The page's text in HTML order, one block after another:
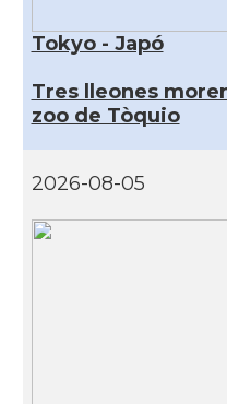
Tokyo - Japó
Tres lleones
zoo de Tòquio
2026-08-05